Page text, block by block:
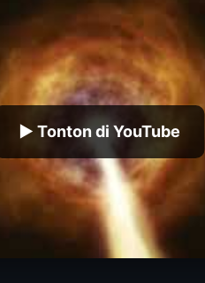
▶ Tonton di YouTube